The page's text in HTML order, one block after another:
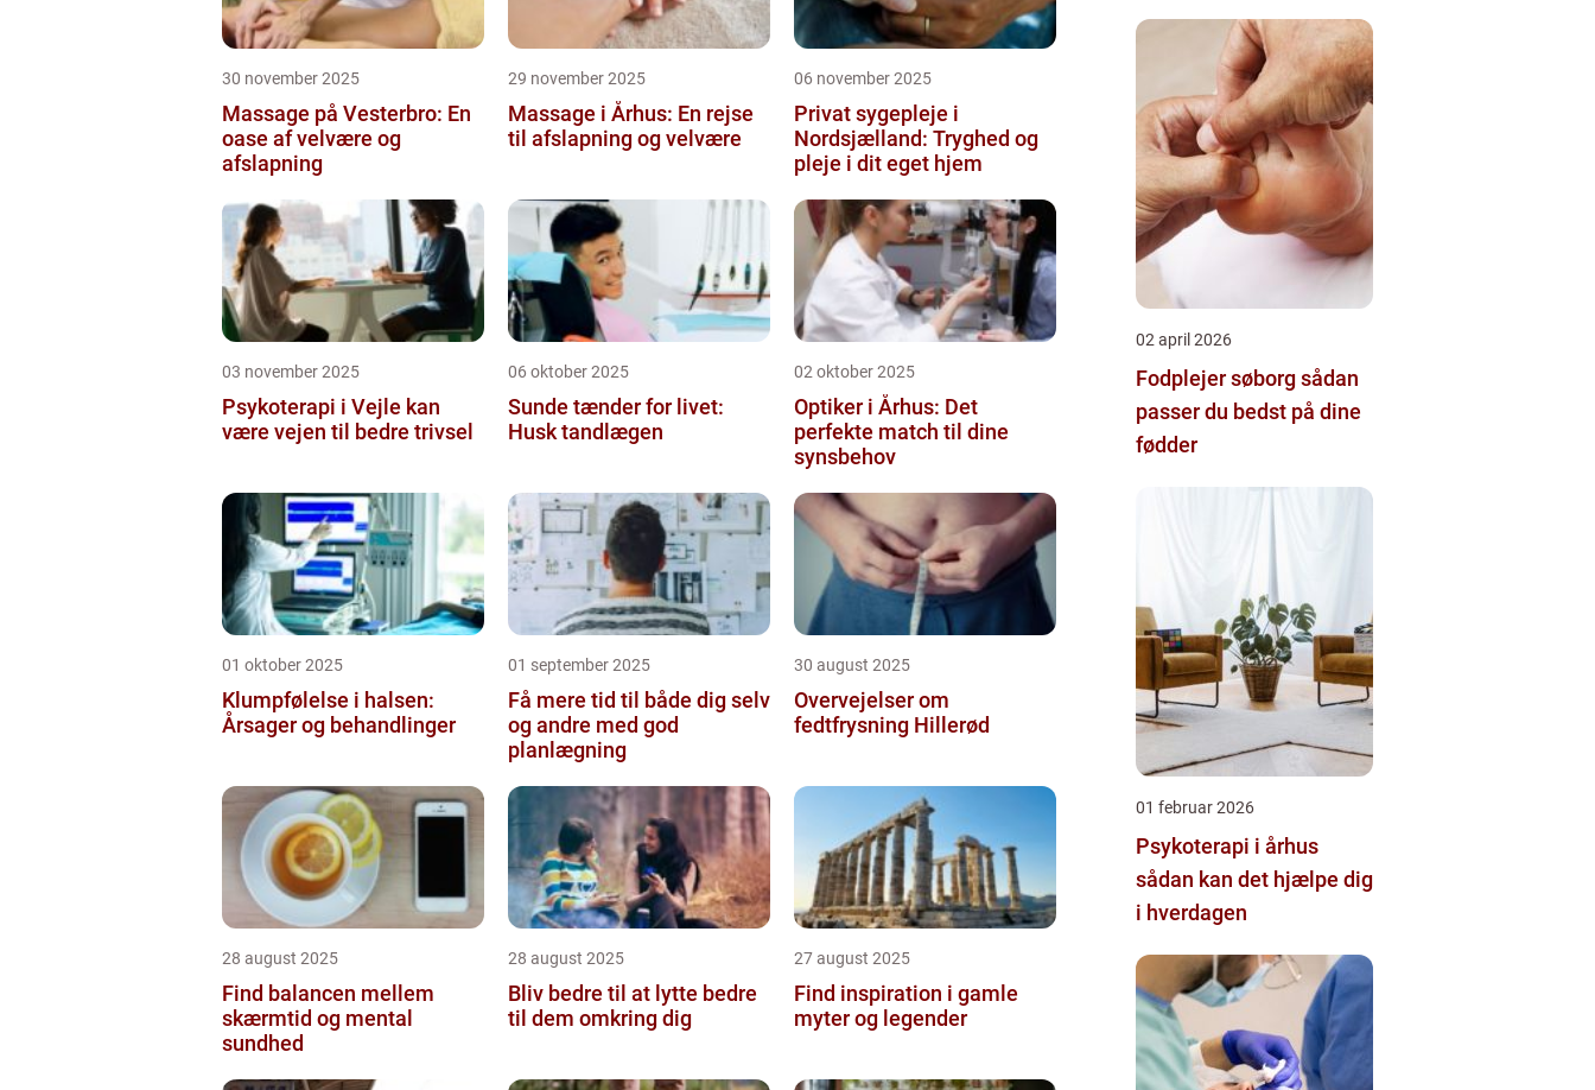
30 november 2025
Massage på Vesterbro: En
oase af velvære og
afslapning
29 november 2025
Massage i Århus: En rejse
til afslapning og velvære
06 november 2025
Privat sygepleje i
Nordsjælland: Tryghed og
pleje i dit eget hjem
03 november 2025
Psykoterapi i Vejle kan
være vejen til bedre trivsel
06 oktober 2025
Sunde tænder for livet:
Husk tandlægen
02 oktober 2025
Optiker i Århus: Det
perfekte match til dine
synsbehov
01 oktober 2025
Klumpfølelse i halsen:
Årsager og behandlinger
01 september 2025
Få mere tid til både dig selv
og andre med god
planlægning
30 august 2025
Overvejelser om
fedtfrysning Hillerød
28 august 2025
Find balancen mellem
skærmtid og mental
sundhed
28 august 2025
Bliv bedre til at lytte bedre
til dem omkring dig
27 august 2025
Find inspiration i gamle
myter og legender
02 april 2026
Fodplejer søborg sådan
passer du bedst på dine
fødder
01 februar 2026
Psykoterapi i århus
sådan kan det hjælpe dig
i hverdagen